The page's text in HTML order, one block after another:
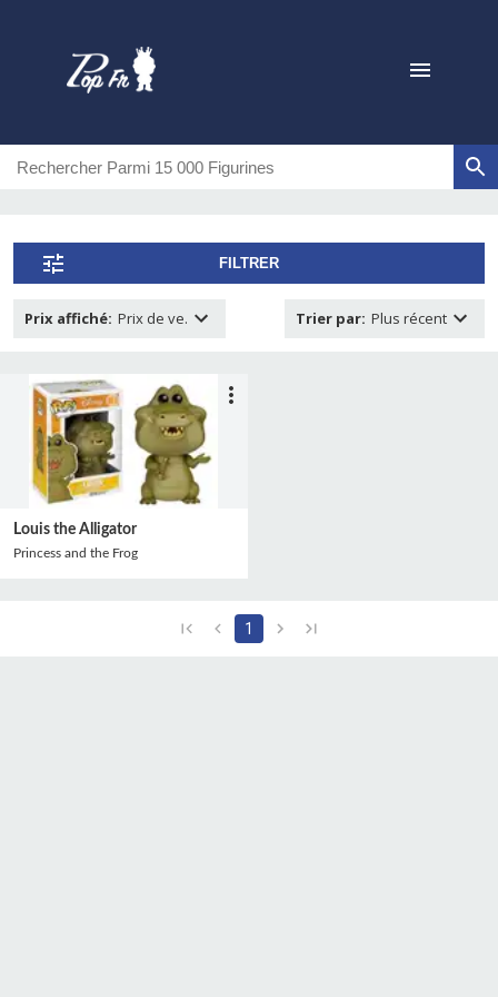
FILTRER
Prix affiché: Prix de ve. Trier par: Plus récent
Louis the Alligator
Princess and the Frog
1